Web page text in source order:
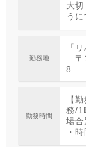
大
うに
勤務地
「
〒
8
勤務時間
【
務/1
場合
・